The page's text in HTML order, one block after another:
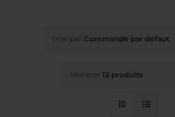
Trier par Commande par défaut
Montrer 12 produits